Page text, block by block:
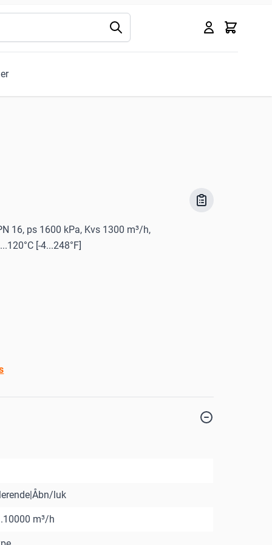
Kurv
16, ps 1600 kPa, Kvs 1300 m³/h,
[-4...248°F]
luk
m³/h